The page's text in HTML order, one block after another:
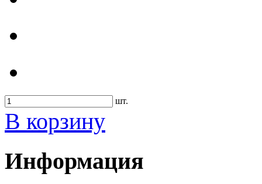
шт.
В корзину
Информация